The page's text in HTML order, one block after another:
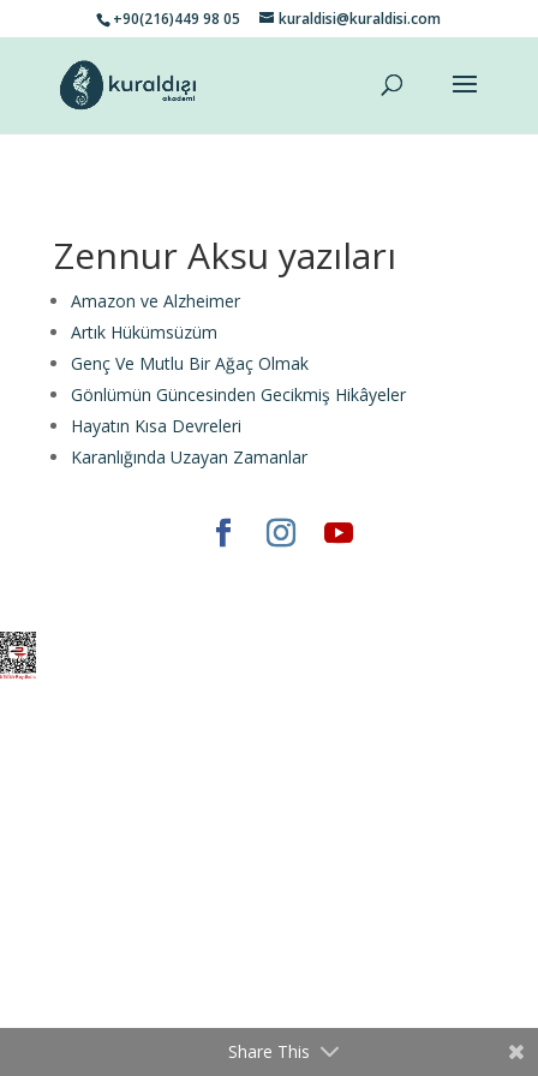
+90(216)449 98 05 kuraldisi@kuraldisi.com
Zennur Aksu yazıları
Amazon ve Alzheimer
Artık Hükümsüzüm
Genç Ve Mutlu Bir Ağaç Olmak
Gönlümün Güncesinden Gecikmiş Hikâyeler
Hayatın Kısa Devreleri
Karanlığında Uzayan Zamanlar
Share This